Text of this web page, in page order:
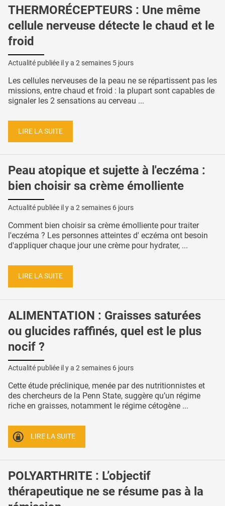
THERMORÉCEPTEURS : Une même
cellule nerveuse détecte le chaud et le
froid
Actualité publiée il y a 2 semaines 5 jours
Les cellules nerveuses de la peau ne se répartissent pas les
missions, entre chaud et froid : la plupart sont capables de
signaler les 2 sensations au cerveau ...
LIRE LA SUITE
Peau atopique et sujette à l'eczéma :
bien choisir sa crème émolliente
Actualité publiée il y a 2 semaines 6 jours
Comment bien choisir sa crème émolliente pour traiter
l'eczéma ? Les personnes atteintes d' eczéma ont besoin
d'appliquer chaque jour une crème pour hydrater, ...
LIRE LA SUITE
ALIMENTATION : Graisses saturées
ou glucides raffinés, quel est le plus
nocif ?
Actualité publiée il y a 2 semaines 6 jours
Cette étude préclinique, menée par des nutritionnistes et
des chercheurs de la Penn State, suggère qu’un régime
riche en graisses, notamment le régime cétogène ...
LIRE LA SUITE
POLYARTHRITE : L’objectif
thérapeutique ne se résume pas à la